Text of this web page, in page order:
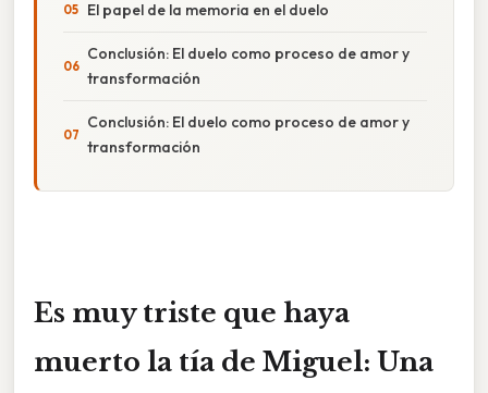
El papel de la memoria en el duelo
Conclusión: El duelo como proceso de amor y
transformación
Conclusión: El duelo como proceso de amor y
transformación
Es muy triste que haya
muerto la tía de Miguel: Una